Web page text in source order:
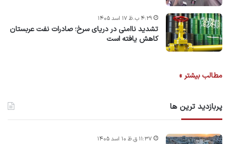
تشدید ناامنی در دریای سرخ؛ صادرات نفت عربستان
کاهش یافته است
۴:۲۹ ب.ظ ۱۷ اسد ۱۴۰۵
مطالب بیشتر »
پربازدید ترین ها
۱۱:۳۷ ق.ظ ۱۰ اسد ۱۴۰۵